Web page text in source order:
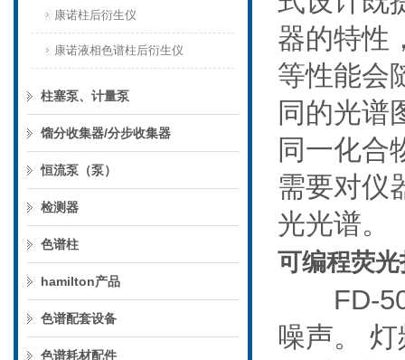
康诺柱后衍生仪
康诺液相色谱柱后衍生仪
柱塞泵、计量泵
馏分收集器/分步收集器
恒流泵（泵）
检测器
色谱柱
hamilton产品
色谱配套设备
色谱耗材配件
器的特性
等性能会
同的光谱
同一化合
需要对仪
光光谱。
可编程荧
FD-500
噪声。